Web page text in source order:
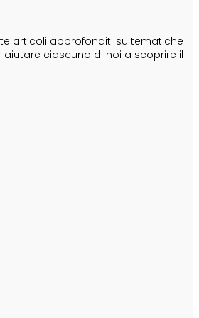
articoli approfonditi su tematiche
ciascuno di noi a scoprire il